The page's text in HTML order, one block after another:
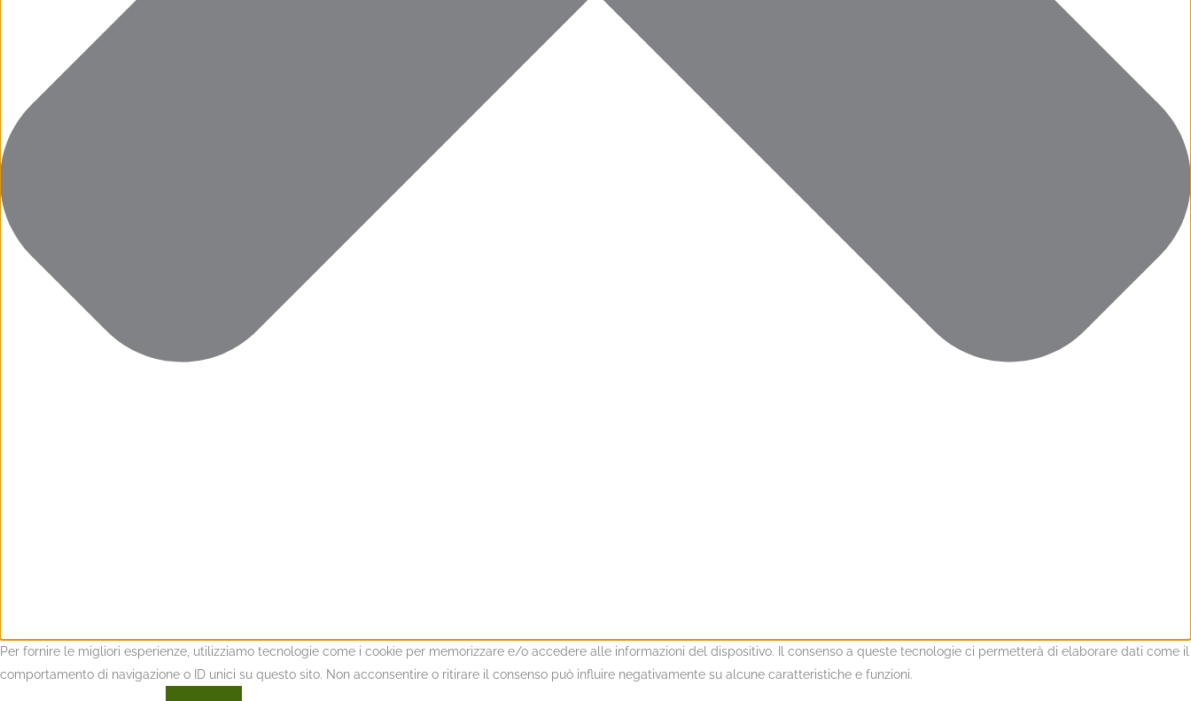
Per fornire le migliori esperienze, utilizziamo tecnologie come i cookie per memorizzare e/o accedere alle informazioni del dispositivo. Il consenso a queste tecnologie ci permetterà di elaborare dati come il
comportamento di navigazione o ID unici su questo sito. Non acconsentire o ritirare il consenso può influire negativamente su alcune caratteristiche e funzioni.